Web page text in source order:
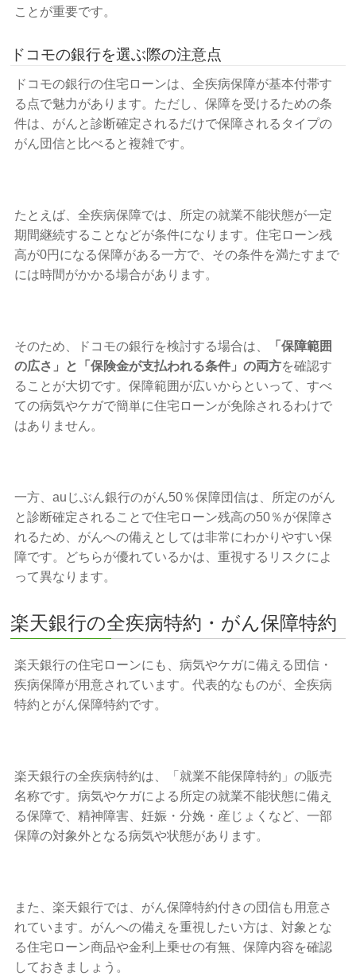
ことが重要です。
ドコモの銀行を選ぶ際の注意点
ドコモの銀行の住宅ローンは、全疾病保障が基本付帯す
る点で魅力があります。ただし、保障を受けるための条
件は、がんと診断確定されるだけで保障されるタイプの
がん団信と比べると複雑です。
たとえば、全疾病保障では、所定の就業不能状態が一定
期間継続することなどが条件になります。住宅ローン残
高が0円になる保障がある一方で、その条件を満たすまで
には時間がかかる場合があります。
そのため、ドコモの銀行を検討する場合は、
「保障範囲
の広さ」と「保険金が支払われる条件」の両方を確認す
ることが大切です。保障範囲が広いからといって、すべ
ての病気やケガで簡単に住宅ローンが免除されるわけで
はありません。
一方、auじぶん銀行のがん50％保障団信は、所定のがん
と診断確定されることで住宅ローン残高の50％が保障さ
れるため、がんへの備えとしては非常にわかりやすい保
障です。どちらが優れているかは、重視するリスクによ
って異なります。
楽天銀行の全疾病特約・がん保障特約
楽天銀行の住宅ローンにも、病気やケガに備える団信・
疾病保障が用意されています。代表的なものが、全疾病
特約とがん保障特約です。
楽天銀行の全疾病特約は、「就業不能保障特約」の販売
名称です。病気やケガによる所定の就業不能状態に備え
る保障で、精神障害、妊娠・分娩・産じょくなど、一部
保障の対象外となる病気や状態があります。
また、楽天銀行では、がん保障特約付きの団信も用意さ
れています。がんへの備えを重視したい方は、対象とな
る住宅ローン商品や金利上乗せの有無、保障内容を確認
しておきましょう。